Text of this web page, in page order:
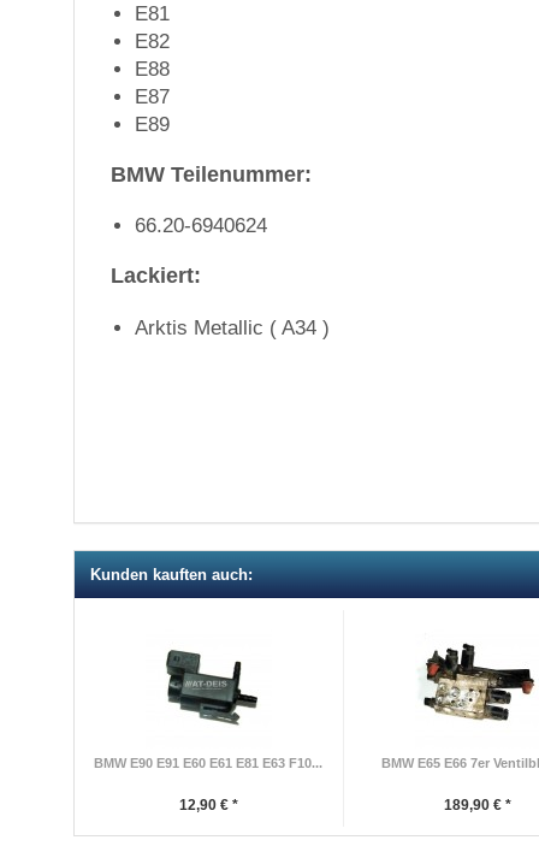
E81
E82
E88
E87
E89
BMW Teilenummer:
66.20-6940624
Lackiert:
Arktis Metallic ( A34 )
Kunden kauften auch:
BMW E90 E91 E60 E61 E81 E63 F10...
12,90 € *
BMW E65 E66 7er
189,90 € *